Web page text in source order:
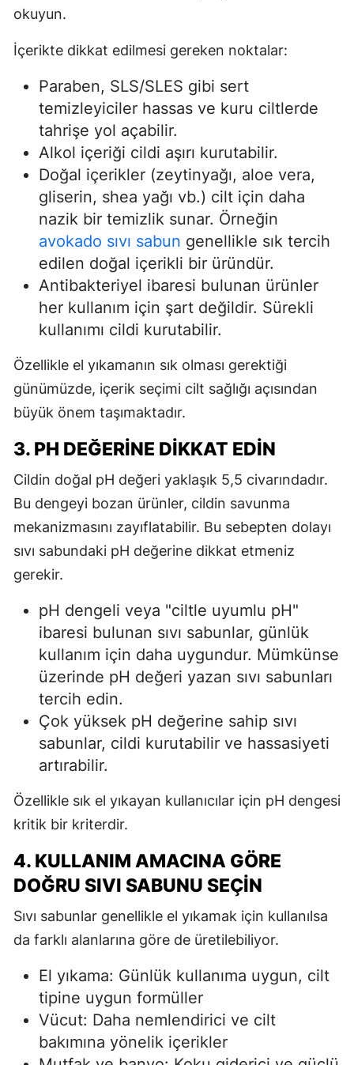
okuyun.
İçerikte dikkat edilmesi gereken noktalar:
Paraben, SLS/SLES gibi sert
temizleyiciler hassas ve kuru ciltlerde
tahrişe yol açabilir.
Alkol içeriği cildi aşırı kurutabilir.
Doğal içerikler (zeytinyağı, aloe vera,
gliserin, shea yağı vb.) cilt için daha
nazik bir temizlik sunar. Örneğin
avokado sıvı sabun genellikle sık tercih
edilen doğal içerikli bir üründür.
Antibakteriyel ibaresi bulunan ürünler
her kullanım için şart değildir. Sürekli
kullanımı cildi kurutabilir.
Özellikle el yıkamanın sık olması gerektiği
günümüzde, içerik seçimi cilt sağlığı açısından
büyük önem taşımaktadır.
3. PH DEĞERINE DIKKAT EDIN
Cildin doğal pH değeri yaklaşık 5,5 civarındadır.
Bu dengeyi bozan ürünler, cildin savunma
mekanizmasını zayıflatabilir. Bu sebepten dolayı
sıvı sabundaki pH değerine dikkat etmeniz
gerekir.
pH dengeli veya "ciltle uyumlu pH"
ibaresi bulunan sıvı sabunlar, günlük
kullanım için daha uygundur. Mümkünse
üzerinde pH değeri yazan sıvı sabunları
tercih edin.
Çok yüksek pH değerine sahip sıvı
sabunlar, cildi kurutabilir ve hassasiyeti
artırabilir.
Özellikle sık el yıkayan kullanıcılar için pH dengesi
kritik bir kriterdir.
4. KULLANIM AMACINA GÖRE
DOĞRU SIVI SABUNU SEÇIN
Sıvı sabunlar genellikle el yıkamak için kullanılsa
da farklı alanlarına göre de üretilebiliyor.
El yıkama: Günlük kullanıma uygun, cilt
tipine uygun formüller
Vücut: Daha nemlendirici ve cilt
bakımına yönelik içerikler